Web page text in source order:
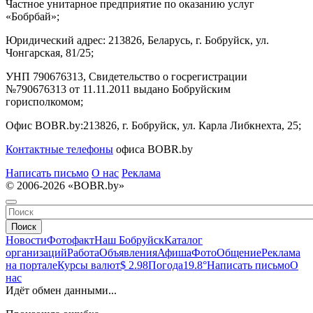
Частное унитарное предприятие по оказанию услуг
«Бобрбай»;
Юридический адрес: 213826, Беларусь, г. Бобруйск, ул.
Чонгарская, 81/25;
УНП 790676313, Свидетельство о госрегистрации
№790676313 от 11.11.2011 выдано Бобруйским
горисполкомом;
Офис BOBR.by:213826, г. Бобруйск, ул. Карла Либкнехта, 25;
Контактные телефоны офиса BOBR.by
Написать письмо О нас Реклама
© 2006-2026 «BOBR.by»
Поиск
НовостиФотофактНаш БобруйскКаталог
организацийРаботаОбъявленияАфишаФотоОбщениеРеклама
на порталеКурсы валют$ 2.98Погода19.8°Написать письмоО
нас
Идёт обмен данными...